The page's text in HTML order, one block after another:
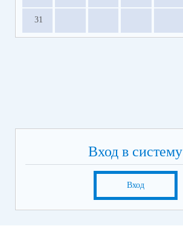
31
Вход в систему
Вход